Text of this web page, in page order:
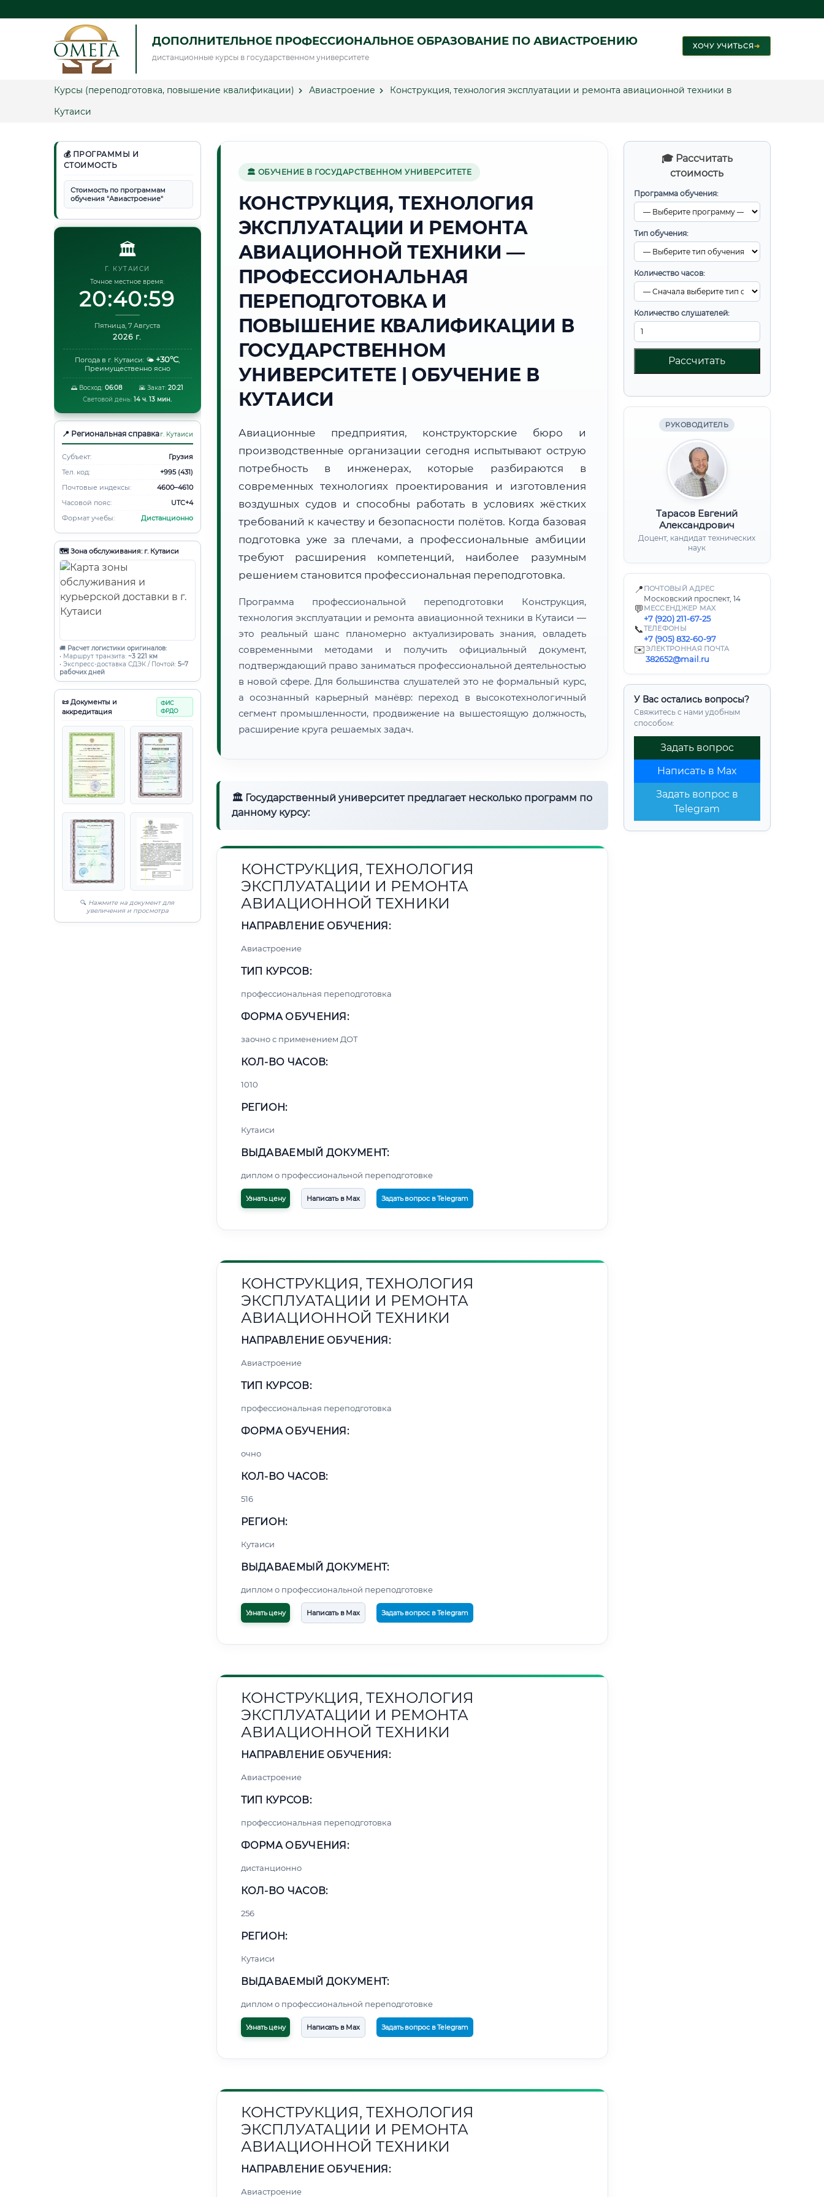
ДОПОЛНИТЕЛЬНОЕ ПРОФЕССИОНАЛЬНОЕ ОБРАЗОВАНИЕ ПО АВИАСТРОЕНИЮ
дистанционные курсы в государственном университете
ХОЧУ УЧИТЬСЯ➜
Курсы (переподготовка, повышение квалификации) Авиастроение
Конструкция, технология эксплуатации и ремонта авиационной техники в
Кутаиси
💰 ПРОГРАММЫ И
СТОИМОСТЬ
Стоимость по программам
обучения "Авиастроение"
🏛️
Г. КУТАИСИ
Точное местное время:
20:41:00
Пятница, 7 Августа
2026 г.
Погода в г. Кутаиси: 🌤️ +30°C,
Преимущественно ясно
🌅 Восход:06:08 🌇 Закат: 20:21
Световой день: 14 ч. 13 мин.
📍 Региональная справкаг. Кутаиси
Субъект:
Грузия
Тел. код:
+995 (431)
Почтовые индексы:
4600–4610
Часовой пояс:
UTC+4
Формат учебы:
Дистанционно
🗺️ Зона обслуживания: г. Кутаиси
🚚 Расчет логистики оригиналов:
• Маршрут транзита: ~3 221 км
• Экспресс-доставка СДЭК / Почтой: 5–7
рабочих дней
📜 Документы и
аккредитация
ФИС
ФРДО
🔍 Нажмите на документ для
увеличения и просмотра
🎓 Рассчитать
стоимость
Программа обучения:
Тип обучения:
Количество часов:
Количество слушателей:
Рассчитать
РУКОВОДИТЕЛЬ
Тарасов Евгений
Александрович
Доцент, кандидат технических
наук
📍 ПОЧТОВЫЙ АДРЕС
Московский проспект, 14
💬 МЕССЕНДЖЕР MAX
+7 (920) 211-67-25
📞ТЕЛЕФОНЫ
+7 (905) 832-60-97
✉️ЭЛЕКТРОННАЯ ПОЧТА
382652@mail.ru
У Вас остались вопросы?
Свяжитесь с нами удобным
способом:
Задать вопрос
Написать в Max
Задать вопрос в
Telegram
🏛 ОБУЧЕНИЕ В ГОСУДАРСТВЕННОМ УНИВЕРСИТЕТЕ
КОНСТРУКЦИЯ, ТЕХНОЛОГИЯ
ЭКСПЛУАТАЦИИ И РЕМОНТА
АВИАЦИОННОЙ ТЕХНИКИ —
ПРОФЕССИОНАЛЬНАЯ
ПЕРЕПОДГОТОВКА И
ПОВЫШЕНИЕ КВАЛИФИКАЦИИ В
ГОСУДАРСТВЕННОМ
УНИВЕРСИТЕТЕ | ОБУЧЕНИЕ В
КУТАИСИ
Авиационные предприятия, конструкторские бюро и
производственные организации сегодня испытывают острую
потребность в инженерах, которые разбираются в
современных технологиях проектирования и изготовления
воздушных судов и способны работать в условиях жёстких
требований к качеству и безопасности полётов. Когда базовая
подготовка уже за плечами, а профессиональные амбиции
требуют расширения компетенций, наиболее разумным
решением становится профессиональная переподготовка.
Программа профессиональной переподготовки Конструкция,
технология эксплуатации и ремонта авиационной техники в Кутаиси —
это реальный шанс планомерно актуализировать знания, овладеть
современными методами и получить официальный документ,
подтверждающий право заниматься профессиональной деятельностью
в новой сфере. Для большинства слушателей это не формальный курс,
а осознанный карьерный манёвр: переход в высокотехнологичный
сегмент промышленности, продвижение на вышестоящую должность,
расширение круга решаемых задач.
🏛 Государственный университет предлагает несколько программ по
данному курсу:
КОНСТРУКЦИЯ, ТЕХНОЛОГИЯ
ЭКСПЛУАТАЦИИ И РЕМОНТА
АВИАЦИОННОЙ ТЕХНИКИ
НАПРАВЛЕНИЕ ОБУЧЕНИЯ:
Авиастроение
ТИП КУРСОВ:
профессиональная переподготовка
ФОРМА ОБУЧЕНИЯ:
заочно с применением ДОТ
КОЛ-ВО ЧАСОВ:
1010
РЕГИОН:
Кутаиси
ВЫДАВАЕМЫЙ ДОКУМЕНТ:
диплом о профессиональной переподготовке
Узнать цену Написать в Max Задать вопрос в Telegram
КОНСТРУКЦИЯ, ТЕХНОЛОГИЯ
ЭКСПЛУАТАЦИИ И РЕМОНТА
АВИАЦИОННОЙ ТЕХНИКИ
НАПРАВЛЕНИЕ ОБУЧЕНИЯ:
Авиастроение
ТИП КУРСОВ:
профессиональная переподготовка
ФОРМА ОБУЧЕНИЯ:
очно
КОЛ-ВО ЧАСОВ:
516
РЕГИОН:
Кутаиси
ВЫДАВАЕМЫЙ ДОКУМЕНТ:
диплом о профессиональной переподготовке
Узнать цену Написать в Max Задать вопрос в Telegram
КОНСТРУКЦИЯ, ТЕХНОЛОГИЯ
ЭКСПЛУАТАЦИИ И РЕМОНТА
АВИАЦИОННОЙ ТЕХНИКИ
НАПРАВЛЕНИЕ ОБУЧЕНИЯ:
Авиастроение
ТИП КУРСОВ:
профессиональная переподготовка
ФОРМА ОБУЧЕНИЯ:
дистанционно
КОЛ-ВО ЧАСОВ:
256
РЕГИОН:
Кутаиси
ВЫДАВАЕМЫЙ ДОКУМЕНТ:
диплом о профессиональной переподготовке
Узнать цену Написать в Max Задать вопрос в Telegram
КОНСТРУКЦИЯ, ТЕХНОЛОГИЯ
ЭКСПЛУАТАЦИИ И РЕМОНТА
АВИАЦИОННОЙ ТЕХНИКИ
НАПРАВЛЕНИЕ ОБУЧЕНИЯ:
Авиастроение